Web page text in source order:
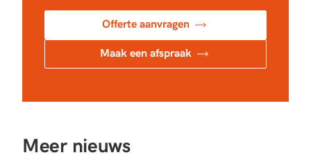
Offerte aanvragen
Maak een afspraak
Meer nieuws